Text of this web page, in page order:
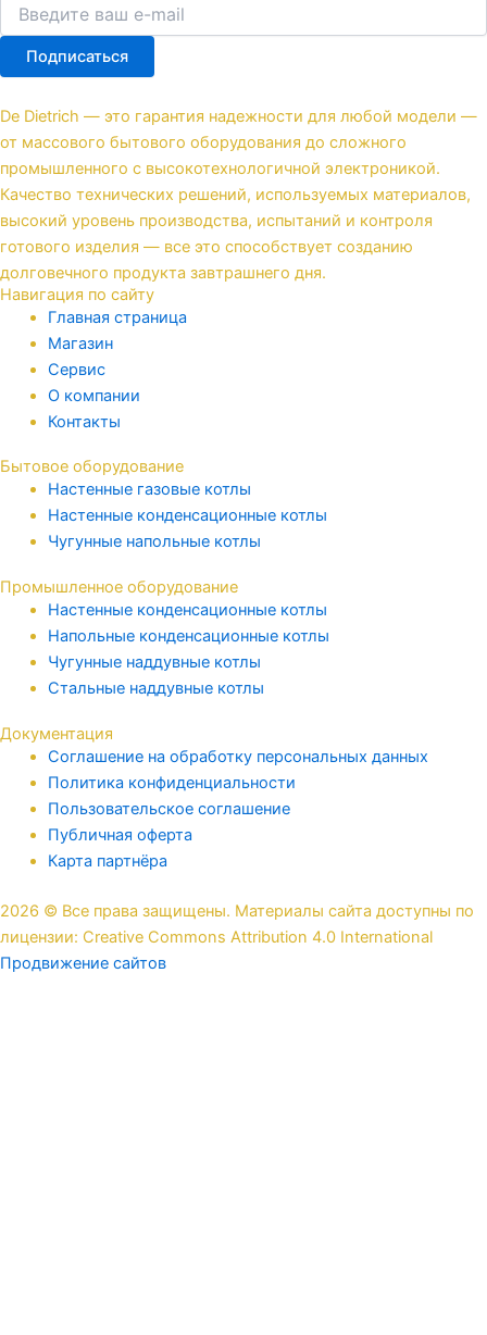
Подписаться
De Dietrich — это гарантия надежности для любой модели —
от массового бытового оборудования до сложного
промышленного с высокотехнологичной электроникой.
Качество технических решений, используемых материалов,
высокий уровень производства, испытаний и контроля
готового изделия — все это способствует созданию
долговечного продукта завтрашнего дня.
Навигация по сайту
Главная страница
Магазин
Сервис
О компании
Контакты
Бытовое оборудование
Настенные газовые котлы
Настенные конденсационные котлы
Чугунные напольные котлы
Промышленное оборудование
Настенные конденсационные котлы
Напольные конденсационные котлы
Чугунные наддувные котлы
Стальные наддувные котлы
Документация
Соглашение на обработку персональных данных
Политика конфиденциальности
Пользовательское соглашение
Публичная оферта
Карта партнёра
2026 © Все права защищены. Материалы сайта доступны по
лицензии: Creative Commons Attribution 4.0 International
Продвижение сайтов